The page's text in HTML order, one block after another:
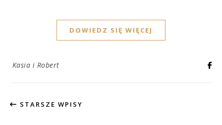
DOWIEDZ SIĘ WIĘCEJ
Kasia i Robert
STARSZE WPISY